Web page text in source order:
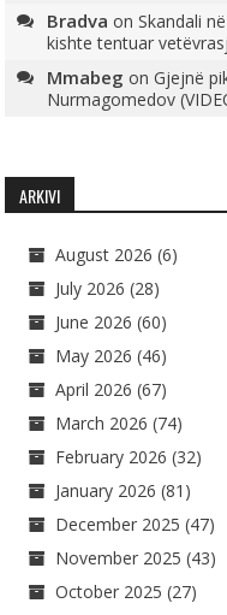
Bradva onSkandali
kishte tentuar
Mmabeg onGjejnë
Nurmagomedov
ARKIVI
August 2026 (6)
July 2026 (28)
June 2026 (60)
May 2026 (46)
April 2026 (67)
March 2026 (74)
February 2026 (32)
January 2026 (81)
December 2025 (47)
November 2025 (43)
October 2025 (27)